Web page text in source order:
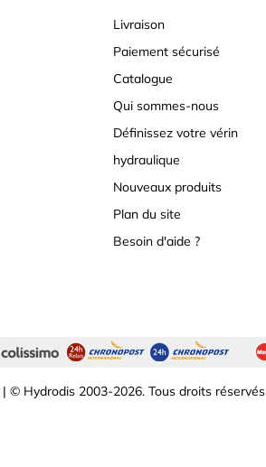
Livraison
Paiement sécurisé
Catalogue
Qui sommes-nous
Définissez votre vérin
hydraulique
Nouveaux produits
Plan du site
Besoin d'aide ?
| © Hydrodis 2003-2026. Tous droits réservés